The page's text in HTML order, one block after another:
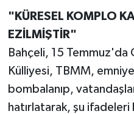
"KÜRESEL KOMPLO
EZİLMİŞTİR"
Bahçeli, 15 Temmuz'da
Külliyesi, TBMM,
bombalanıp,
hatırlatarak, şu ifadeleri